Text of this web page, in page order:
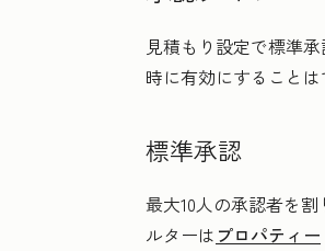
見積もり設定で標準
時に有効にすることは
標準承認
最大10人の承認者を
ルターは プロパティー